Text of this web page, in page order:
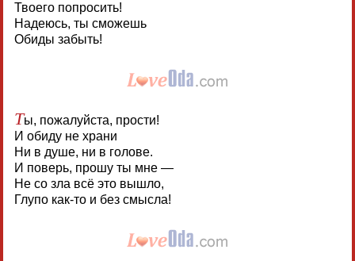
Твоего попросить!
Надеюсь, ты сможешь
Обиды забыть!
Ты, пожалуйста, прости!
И обиду не храни
Ни в душе, ни в голове.
И поверь, прошу ты мне —
Не со зла всё это вышло,
Глупо как-то и без смысла!